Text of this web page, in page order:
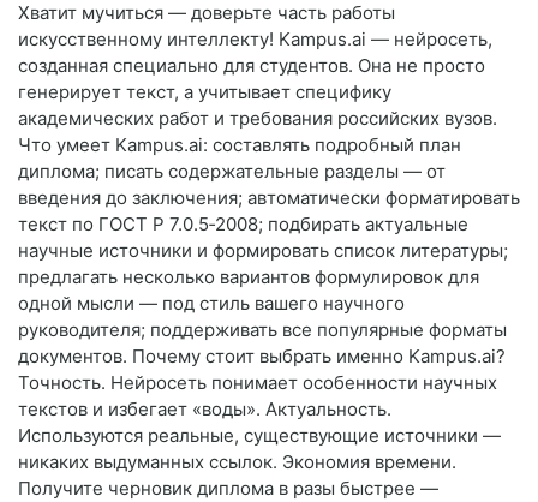
Хватит мучиться — доверьте часть работы
искусственному интеллекту! Kampus.ai — нейросеть,
созданная специально для студентов. Она не просто
генерирует текст, а учитывает специфику
академических работ и требования российских вузов.
Что умеет Kampus.ai: составлять подробный план
диплома; писать содержательные разделы — от
введения до заключения; автоматически форматировать
текст по ГОСТ Р 7.0.5‑2008; подбирать актуальные
научные источники и формировать список литературы;
предлагать несколько вариантов формулировок для
одной мысли — под стиль вашего научного
руководителя; поддерживать все популярные форматы
документов. Почему стоит выбрать именно Kampus.ai?
Точность. Нейросеть понимает особенности научных
текстов и избегает «воды». Актуальность.
Используются реальные, существующие источники —
никаких выдуманных ссылок. Экономия времени.
Получите черновик диплома в разы быстрее —